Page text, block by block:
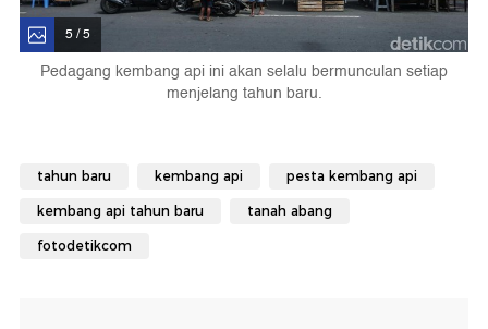
5 / 5
Pedagang kembang api ini akan selalu bermunculan setiap
menjelang tahun baru.
tahun baru kembang api pesta kembang api
kembang api tahun baru tanah abang
fotodetikcom